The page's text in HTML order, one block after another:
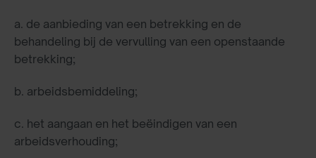
a. de aanbieding van een betrekking en de
behandeling bij de vervulling van een openstaande
betrekking;
b. arbeidsbemiddeling;
c. het aangaan en het beëindigen van een
arbeidsverhouding;